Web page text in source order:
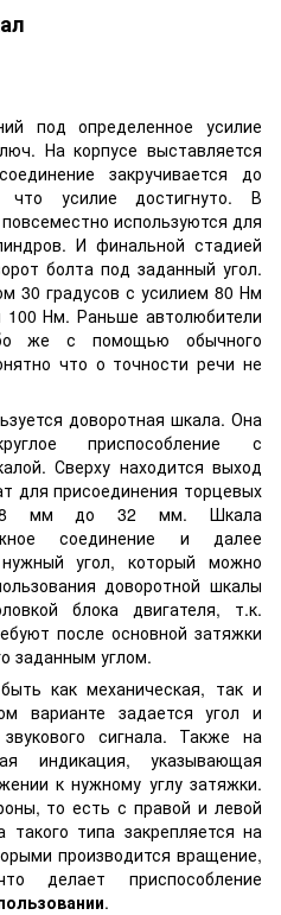
под определенное усилие
На корпусе выставляется
закручивается до
усилие достигнуто. В
используются для
И финальной стадией
болта под заданный угол.
30 градусов с усилием 80 Нм
100 Нм. Раньше автолюбители
же с помощью обычного
что о точности речи не
доворотная шкала. Она
приспособление с
Сверху находится выход
для присоединения торцевых
8 мм до 32 мм. Шкала
соединение и далее
угол, который можно
доворотной шкалы
блока двигателя, т.к.
после основной затяжки
заданным углом.
как механическая, так и
варианте задается угол и
сигнала. Также на
индикация, указывающая
к нужному углу затяжки.
то есть с правой и левой
типа закрепляется на
производится вращение,
делает приспособление
.